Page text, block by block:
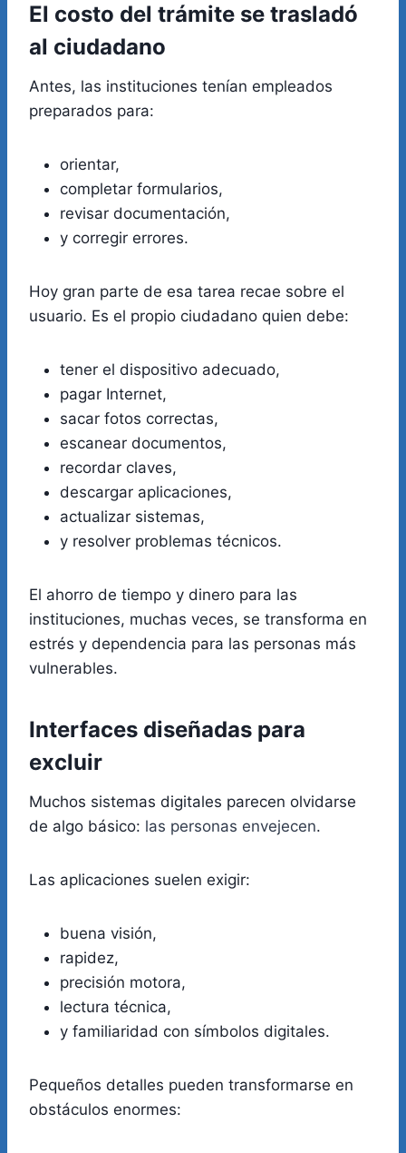
El costo del trámite se trasladó
al ciudadano
Antes, las instituciones tenían empleados
preparados para:
orientar,
completar formularios,
revisar documentación,
y corregir errores.
Hoy gran parte de esa tarea recae sobre el
usuario. Es el propio ciudadano quien debe:
tener el dispositivo adecuado,
pagar Internet,
sacar fotos correctas,
escanear documentos,
recordar claves,
descargar aplicaciones,
actualizar sistemas,
y resolver problemas técnicos.
El ahorro de tiempo y dinero para las
instituciones, muchas veces, se transforma en
estrés y dependencia para las personas más
vulnerables.
Interfaces diseñadas para
excluir
Muchos sistemas digitales parecen olvidarse
de algo básico: las personas envejecen.
Las aplicaciones suelen exigir:
buena visión,
rapidez,
precisión motora,
lectura técnica,
y familiaridad con símbolos digitales.
Pequeños detalles pueden transformarse en
obstáculos enormes: